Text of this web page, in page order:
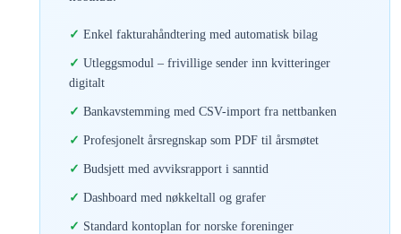
Enkel fakturahåndtering med automatisk bilag
Utleggsmodul – frivillige sender inn kvitteringer
digitalt
Bankavstemming med CSV-import fra nettbanken
Profesjonelt årsregnskap som PDF til årsmøtet
Budsjett med avviksrapport i sanntid
Dashboard med nøkkeltall og grafer
Standard kontoplan for norske foreninger